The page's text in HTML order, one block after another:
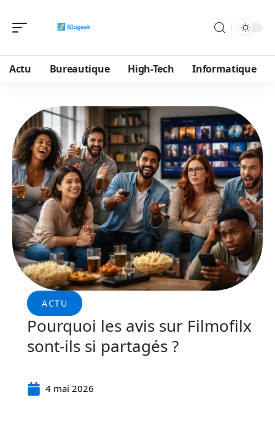
Actu Bureautique High-Tech Informatique
ACTU
Pourquoi les avis sur Filmofilx
sont-ils si partagés ?
4 mai 2026